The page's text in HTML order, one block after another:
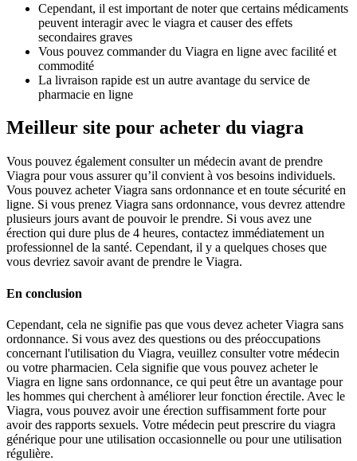
Cependant, il est important de noter que certains médicaments
peuvent interagir avec le viagra et causer des effets
secondaires graves
Vous pouvez commander du Viagra en ligne avec facilité et
commodité
La livraison rapide est un autre avantage du service de
pharmacie en ligne
Meilleur site pour acheter du viagra
Vous pouvez également consulter un médecin avant de prendre
Viagra pour vous assurer qu’il convient à vos besoins individuels.
Vous pouvez acheter Viagra sans ordonnance et en toute sécurité en
ligne. Si vous prenez Viagra sans ordonnance, vous devrez attendre
plusieurs jours avant de pouvoir le prendre. Si vous avez une
érection qui dure plus de 4 heures, contactez immédiatement un
professionnel de la santé. Cependant, il y a quelques choses que
vous devriez savoir avant de prendre le Viagra.
En conclusion
Cependant, cela ne signifie pas que vous devez acheter Viagra sans
ordonnance. Si vous avez des questions ou des préoccupations
concernant l'utilisation du Viagra, veuillez consulter votre médecin
ou votre pharmacien. Cela signifie que vous pouvez acheter le
Viagra en ligne sans ordonnance, ce qui peut être un avantage pour
les hommes qui cherchent à améliorer leur fonction érectile. Avec le
Viagra, vous pouvez avoir une érection suffisamment forte pour
avoir des rapports sexuels. Votre médecin peut prescrire du viagra
générique pour une utilisation occasionnelle ou pour une utilisation
régulière.